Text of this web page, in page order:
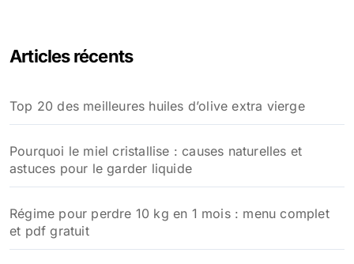
r
e
r
:
Articles récents
Top 20 des meilleures huiles d’olive extra vierge
Pourquoi le miel cristallise : causes naturelles et
astuces pour le garder liquide
Régime pour perdre 10 kg en 1 mois : menu complet
et pdf gratuit